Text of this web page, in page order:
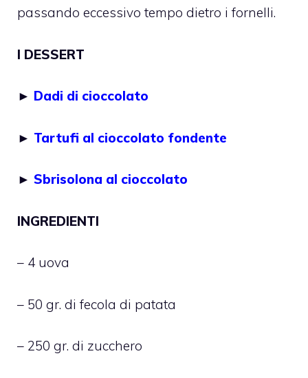
passando eccessivo tempo dietro i fornelli.
I DESSERT
► Dadi di cioccolato
► Tartufi al cioccolato fondente
► Sbrisolona al cioccolato
INGREDIENTI
– 4 uova
– 50 gr. di fecola di patata
– 250 gr. di zucchero